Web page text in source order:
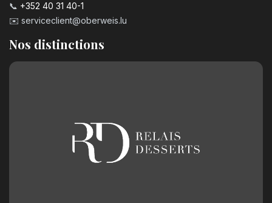
📞 +352 40 31 40-1
✉️ serviceclient@oberweis.lu
Nos distinctions